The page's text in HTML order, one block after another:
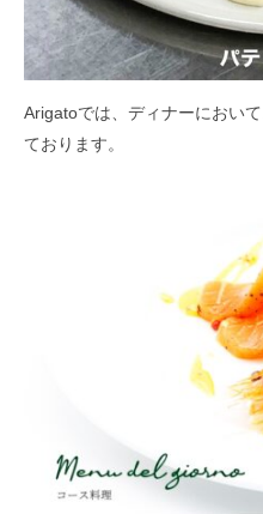
Arigatoでは、ディナーにおい
ております。